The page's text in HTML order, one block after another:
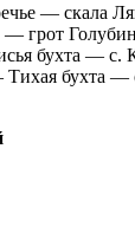
— скала
— грот
бухта — с.
бухта —